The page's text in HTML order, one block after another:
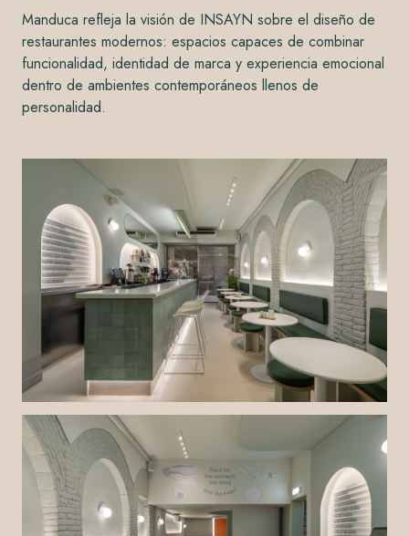
Manduca refleja la visión de INSAYN sobre el diseño de
restaurantes modernos: espacios capaces de combinar
funcionalidad, identidad de marca y experiencia emocional
dentro de ambientes contemporáneos llenos de
personalidad.